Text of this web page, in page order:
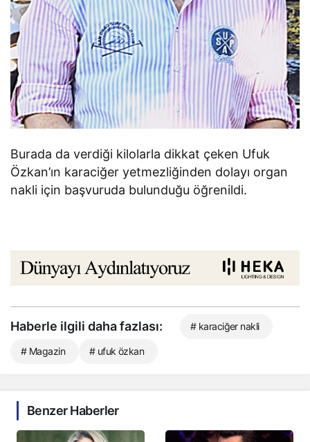
Burada da verdiği kilolarla dikkat çeken Ufuk
Özkan’ın karaciğer yetmezliğinden dolayı organ
nakli için başvuruda bulunduğu öğrenildi.
Haberle ilgili daha fazlası: # karaciğer nakli
# Magazin # ufuk özkan
Benzer Haberler